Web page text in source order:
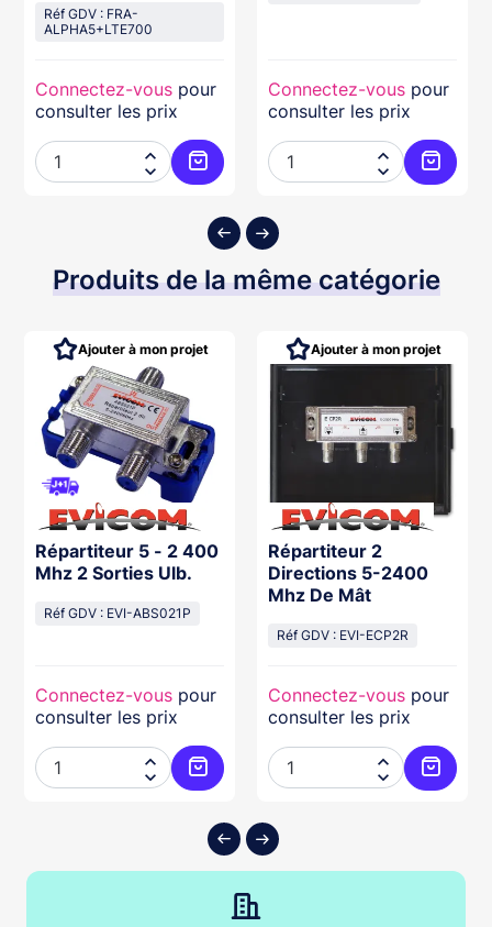
au panier
Réf GDV : FRA-
ALPHA5+LTE700
Connectez-vous pour
consulter les prix


Ajouter au panier
Connectez-vous pour
consulter les prix


Produits de la même catégorie
au panier
Répartiteur 5 - 2 400
Mhz 2 Sorties Ulb.
Réf GDV : EVI-ABS021P
Connectez-vous pour
consulter les prix


Ajouter au panier
Ajouter à mon projet
Répartiteur 2
Directions 5-2400
Mhz De Mât
Réf GDV : EVI-ECP2R
Connectez-vous pour
consulter les prix


Ajouter à mon projet